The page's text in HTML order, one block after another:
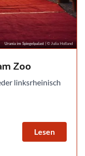
Urania im Spiegelpalast | © Julia Holland
Zoo
linksrheinisch
Lesen